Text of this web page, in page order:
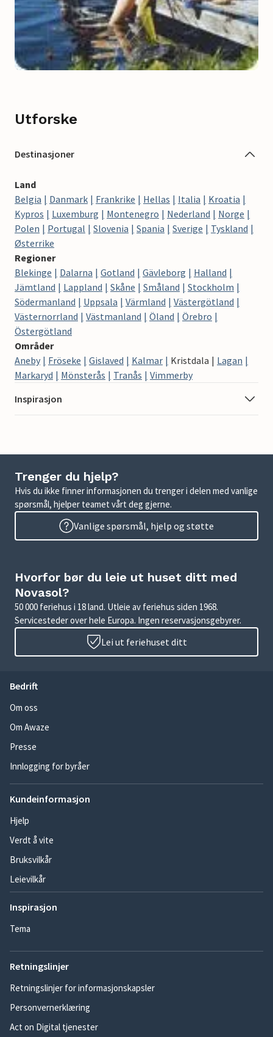
Utforske
Destinasjoner
Land
Belgia
Danmark Frankrike Hellas Italia
Kroatia
Kypros
Luxemburg Montenegro Nederland
Norge
Polen
Portugal Slovenia Spania Sverige
Tyskland
Østerrike
Regioner
Blekinge
Dalarna Gotland Gävleborg
Halland
Jämtland
Lappland Skåne Småland
Stockholm
Södermanland
Uppsala Värmland
Västergötland
Västernorrland
Västmanland Öland
Örebro
Östergötland
Områder
Aneby
Fröseke Gislaved Kalmar Kristdala
Lagan
Markaryd
Mönsterås Tranås
Vimmerby
Inspirasjon
Trenger du hjelp?
Hvis du ikke finner informasjonen du trenger i delen med vanlige
spørsmål, hjelper teamet vårt deg gjerne.
Vanlige spørsmål, hjelp og støtte
Hvorfor bør du leie ut huset ditt med
Novasol?
50 000 feriehus i 18 land. Utleie av feriehus siden 1968.
Servicesteder over hele Europa. Ingen reservasjonsgebyrer.
Lei ut feriehuset ditt
Bedrift
Om oss
Om Awaze
Presse
Innlogging for byråer
Kundeinformasjon
Hjelp
Verdt å vite
Bruksvilkår
Leievilkår
Inspirasjon
Tema
Retningslinjer
Retningslinjer for informasjonskapsler
Personvernerklæring
Act on Digital tjenester